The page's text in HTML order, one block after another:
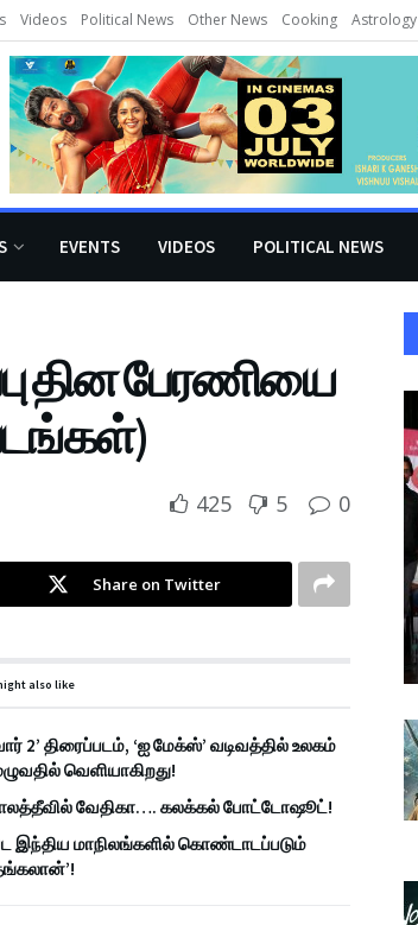
Videos Political News Other News Cooking Astrology
EVENTS VIDEOS POLITICAL NEWS
தின பேரணியை
425 5 0
Share on Twitter
also like
2’ திரைப்படம், ‘ஐ மேக்ஸ்’ வடிவத்தில் உலகம்
வெளியாகிறது!
வேதிகா…. கலக்கல் போட்டோஷூட்!
இந்திய மாநிலங்களில் கொண்டாடப்படும்